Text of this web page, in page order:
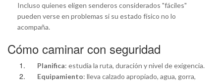
Incluso quienes eligen senderos considerados "fáciles"
pueden verse en problemas si su estado físico no lo
acompaña.
Cómo caminar con seguridad
Planifica: estudia la ruta, duración y nivel de exigencia.
Equipamiento: lleva calzado apropiado, agua, gorra,